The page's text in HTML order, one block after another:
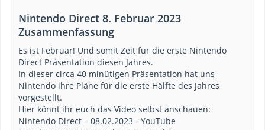
Nintendo Direct 8. Februar 2023
Zusammenfassung
Es ist Februar! Und somit Zeit für die erste Nintendo
Direct Präsentation diesen Jahres.
In dieser circa 40 minütigen Präsentation hat uns
Nintendo ihre Pläne für die erste Hälfte des Jahres
vorgestellt.
Hier könnt ihr euch das Video selbst anschauen:
Nintendo Direct – 08.02.2023 - YouTube